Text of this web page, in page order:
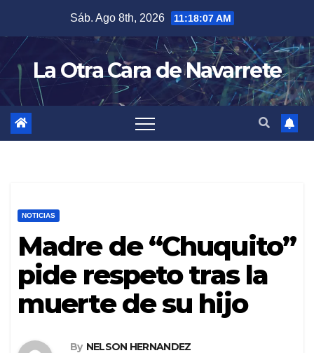
content
Sáb. Ago 8th, 2026 11:18:08 AM
La Otra Cara de Navarrete
NOTICIAS
Madre de “Chuquito”
pide respeto tras la
muerte de su hijo
By NELSON HERNANDEZ